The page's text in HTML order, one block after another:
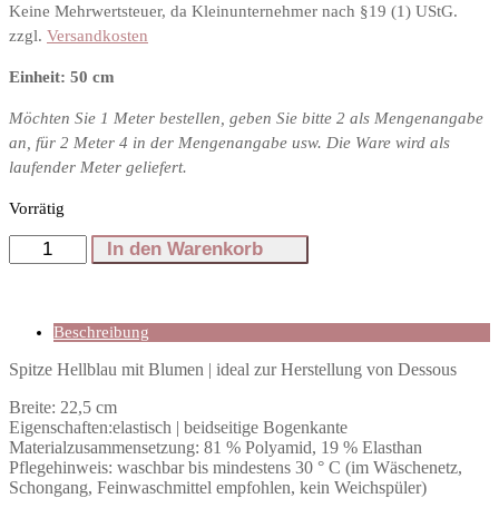
Keine Mehrwertsteuer, da Kleinunternehmer nach §19 (1) UStG.
zzgl. Versandkosten
Einheit: 50 cm
Möchten Sie 1 Meter bestellen, geben Sie bitte 2 als Mengenangabe
an, für 2 Meter 4 in der Mengenangabe usw. Die Ware wird als
laufender Meter geliefert.
Vorrätig
Spitze
22,5
Hellblau
|
Blumen
Menge
In den Warenkorb
Beschreibung
Spitze Hellblau mit Blumen | ideal zur Herstellung von Dessous
Breite: 22,5 cm
Eigenschaften:elastisch | beidseitige Bogenkante
Materialzusammensetzung: 81 % Polyamid, 19 % Elasthan
Pflegehinweis: waschbar bis mindestens 30 ° C (im Wäschenetz,
Schongang, Feinwaschmittel empfohlen, kein Weichspüler)